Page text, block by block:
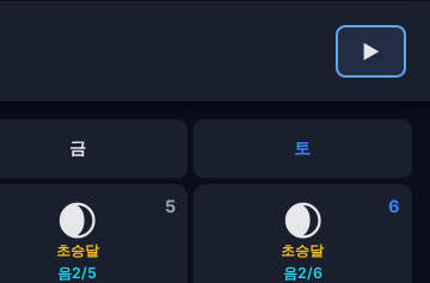
▶
금 토
5
🌒
초승달
음2/5
6
🌒
초승달
음2/6